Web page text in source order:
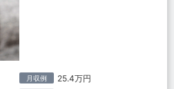
月収例 25.4万円